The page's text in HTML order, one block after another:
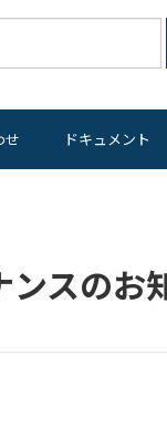
せ ドキュメント
ンスのお